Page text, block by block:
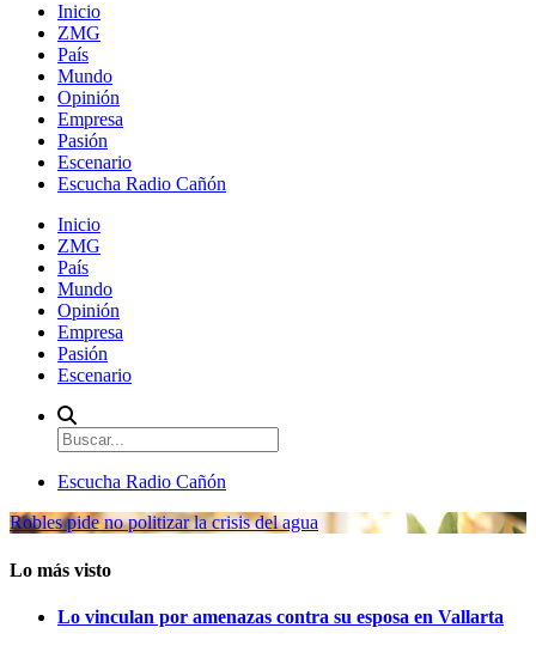
Inicio
ZMG
País
Mundo
Opinión
Empresa
Pasión
Escenario
Escucha Radio Cañón
Inicio
ZMG
País
Mundo
Opinión
Empresa
Pasión
Escenario
Escucha Radio Cañón
Robles pide no politizar la crisis del agua
Lo más visto
Lo vinculan por amenazas contra su esposa en Vallarta